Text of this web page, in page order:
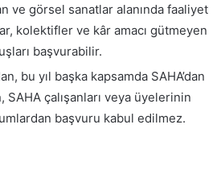
ve görsel sanatlar alanında faaliyet
kolektifler ve kâr amacı gütmeyen
başvurabilir.
bu yıl başka kapsamda SAHA’dan
SAHA çalışanları veya üyelerinin
başvuru kabul edilmez.